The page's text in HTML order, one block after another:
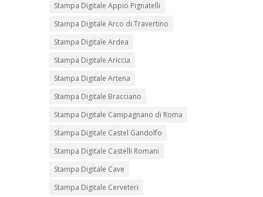
Stampa Digitale Appio Pignatelli
Stampa Digitale Arco di Travertino
Stampa Digitale Ardea
Stampa Digitale Ariccia
Stampa Digitale Artena
Stampa Digitale Bracciano
Stampa Digitale Campagnano di Roma
Stampa Digitale Castel Gandolfo
Stampa Digitale Castelli Romani
Stampa Digitale Cave
Stampa Digitale Cerveteri